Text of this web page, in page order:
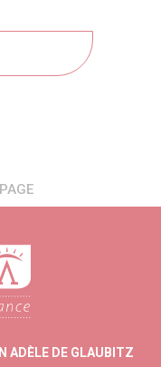
ADÈLE DE GLAUBITZ